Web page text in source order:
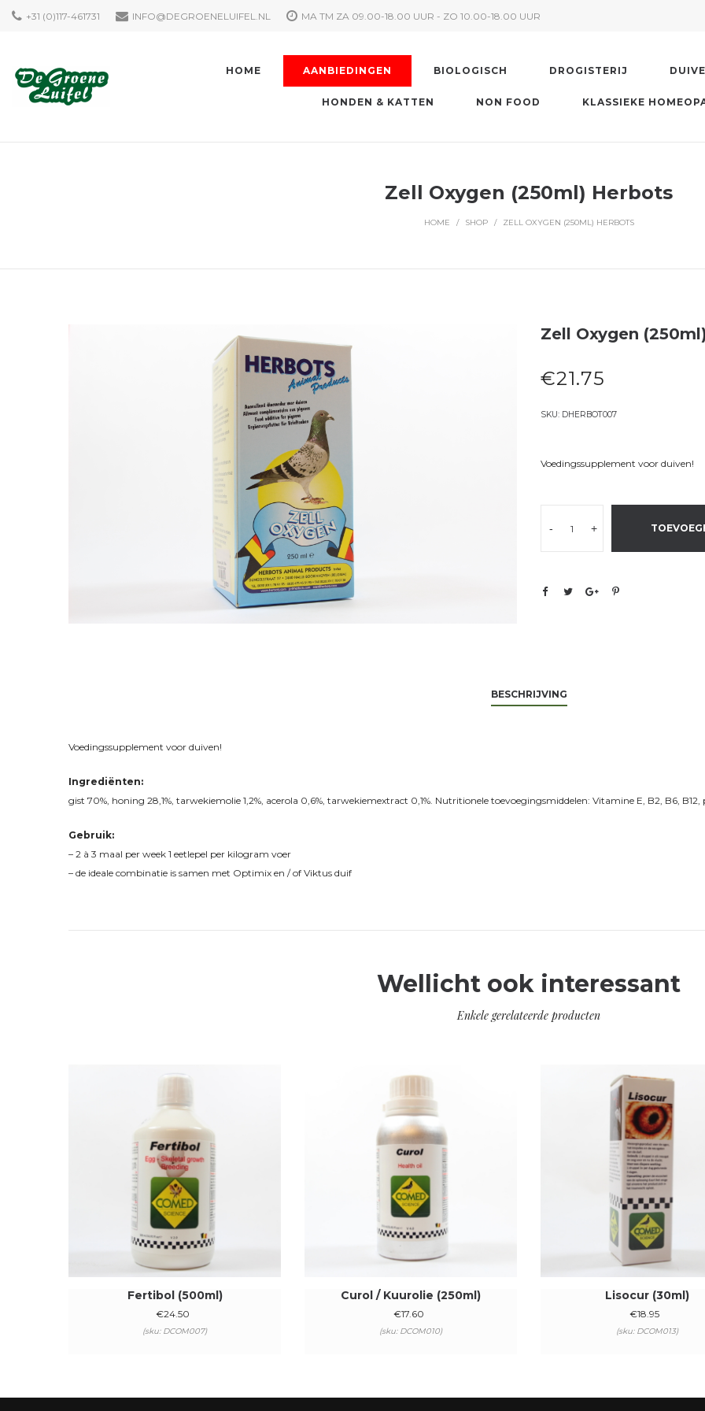
+31 (0)117-461731 INFO@DEGROENELUIFEL.NL MA TM ZA 09.00-18.00 UUR - ZO 10.00-18.00 UUR
HOME AANBIEDINGEN BIOLOGISCH DROGISTERIJ
HONDEN & KATTEN NON FOOD KLASSIEKE
Zell Oxygen (250ml) Herbots
HOME / SHOP / ZELL OXYGEN (250ML) HERBOTS
Zell Oxygen
€21.75
SKU: DHERBOT007
Voedingssupplement voor duiven!
- +
BESCHRIJVING
Voedingssupplement voor duiven!
Ingrediënten:
gist 70%, honing 28,1%, tarwekiemolie 1,2%, acerola 0,6%, tarwekiemextract 0,1%. Nutritionele toevoegingsmiddelen: Vitamine E, B2, B6,
Gebruik:
– 2 à 3 maal per week 1 eetlepel per kilogram voer
– de ideale combinatie is samen met Optimix en / of Viktus duif
Wellicht ook interessant
Enkele gerelateerde producten
Fertibol (500ml)
€24.50
(sku: DCOM007)
Curol / Kuurolie (250ml)
€17.60
(sku: DCOM010)
Lisocur (30ml)
€18.95
(sku: DCOM013)